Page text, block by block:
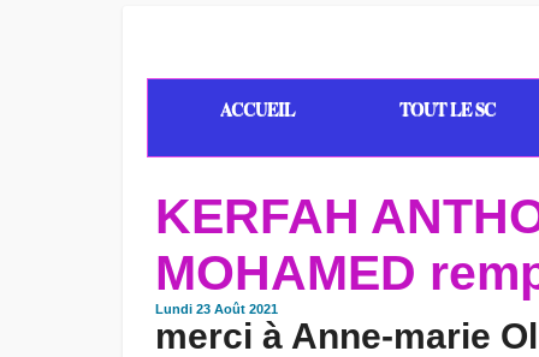
ACCUEIL TOUT LE SC
KERFAH
MOHAMED
Lundi 23 Août 2021
merci à Anne-marie